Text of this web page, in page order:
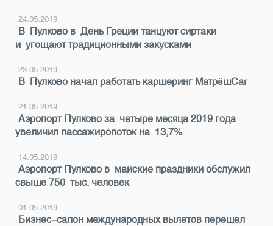
24.05.2019
В Пулково в День Греции танцуют сиртаки
и угощают традиционными закусками
23.05.2019
В Пулково начал работать каршеринг МатрёшCar
21.05.2019
Аэропорт Пулково за четыре месяца 2019 года
увеличил пассажиропоток на 13,7%
14.05.2019
Аэропорт Пулково в майские праздники обслужил
свыше 750 тыс. человек
01.05.2019
Бизнес-салон международных вылетов перешел